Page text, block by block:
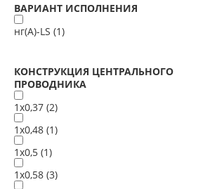
ВАРИАНТ ИСПОЛНЕНИЯ
нг(А)-LS (1)
КОНСТРУКЦИЯ ЦЕНТРАЛЬНОГО
ПРОВОДНИКА
1х0,37 (2)
1х0,48 (1)
1х0,5 (1)
1х0,58 (3)